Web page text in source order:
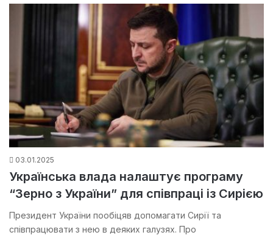
03.01.2025
Українська влада налаштує програму
“Зерно з України” для співпраці із Сирією
Президент України пообіцяв допомагати Сирії та
співпрацювати з нею в деяких галузях. Про